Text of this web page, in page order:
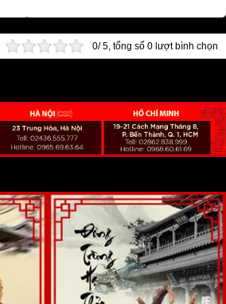
thể hiện tình cảm dành cho người thân,
mình. Do đó, những giỏ quà hay hộp
thể hiện lời chúcan khang - thịnh
mà sẽ có những món quà phù hợp khác
bố mẹ chồnghaybố mẹ vợthì nên
giá trị chăm sóc sức khỏe như:hộp nhân
sào,....Còn với đối tác làm ăn hay
củ sâm ngọc linh .... sẽlà một lựa chọn
cũng thể hiện được thiện ý của người
Linh, bình rượu nhân sâm Hàn
thích hợp để trưng bày trong phòng
gian chung của cơ quan, doanh
0/5, tổng số 0 lượt bình chọn